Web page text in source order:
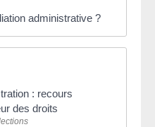
administrative ?
: recours
des droits